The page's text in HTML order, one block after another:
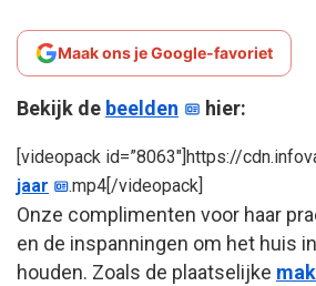
Maak ons je Google-favoriet
Bekijk de beelden hier:
[videopack id=”8063″]https://
jaar
.mp4[/videopack]
Onze complimenten voor haar
en de inspanningen om het huis
houden. Zoals de plaatselijke